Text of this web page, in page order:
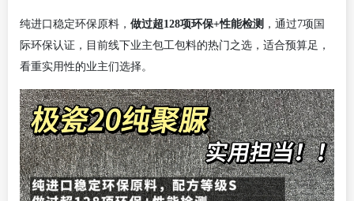
纯进口稳定环保原料， 做过超128项环保+性能检测 ， 通过7项国
际环保认证， 目前线下业主包工包料的热门之选 ， 适合预算足，
看重实用性的业主们选择。